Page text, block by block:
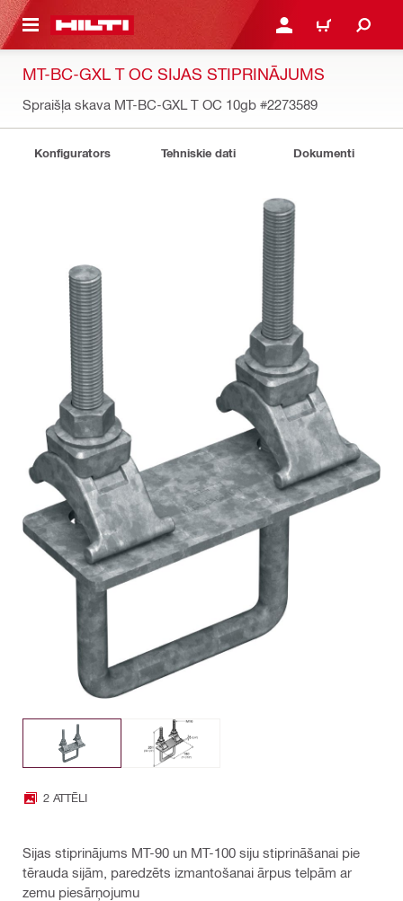
SATURU PIESLĒGTIES VAI
IEPIRKŠANĀS
MT-BC-GXL T OC SIJAS STIPRINĀJUMS
Spraišļa skava MT-BC-GXL T OC 10gb #2273589
Konfigurators Tehniskie dati Dokumenti
2 ATTĒLI
Sijas stiprinājums MT-90 un MT-100 siju stiprināšanai pie
tērauda sijām, paredzēts izmantošanai ārpus telpām ar
zemu piesārņojumu